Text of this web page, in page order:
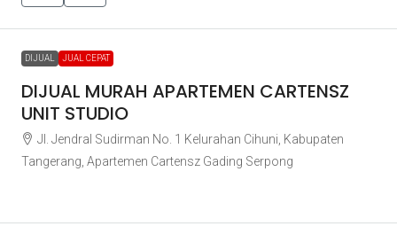
DIJUAL JUAL CEPAT
DIJUAL MURAH APARTEMEN CARTENSZ
UNIT STUDIO
Jl. Jendral Sudirman No. 1 Kelurahan Cihuni, Kabupaten
Tangerang, Apartemen Cartensz Gading Serpong